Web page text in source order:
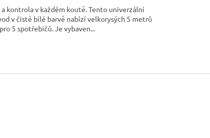
kontrola v každém koutě. Tento univerzální
v čistě bílé barvě nabízí velkorysých 5 metrů
5 spotřebičů. Je vybaven...
v